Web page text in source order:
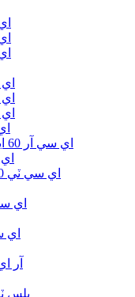
اي سي آر 60 ايڪس 2 اي
اي سي ٽي 60 ايڪس 2
3 اي
5 اي
آر اي-
پلس